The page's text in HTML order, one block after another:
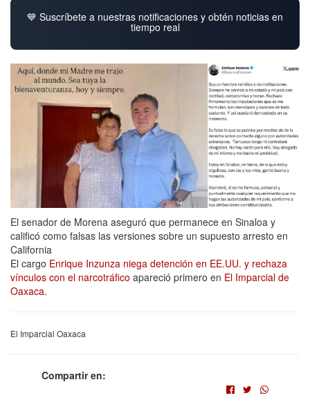
💙 Suscríbete a nuestras notificaciones y obtén noticias en
tiempo real
El senador de Morena aseguró que permanece en Sinaloa y
calificó como falsas las versiones sobre un supuesto arresto en
California
El cargo Enrique Inzunza niega detención en EE.UU. y rechaza
vínculos con el narcotráfico apareció primero en El Imparcial de
Oaxaca.
El Imparcial Oaxaca
Compartir en: